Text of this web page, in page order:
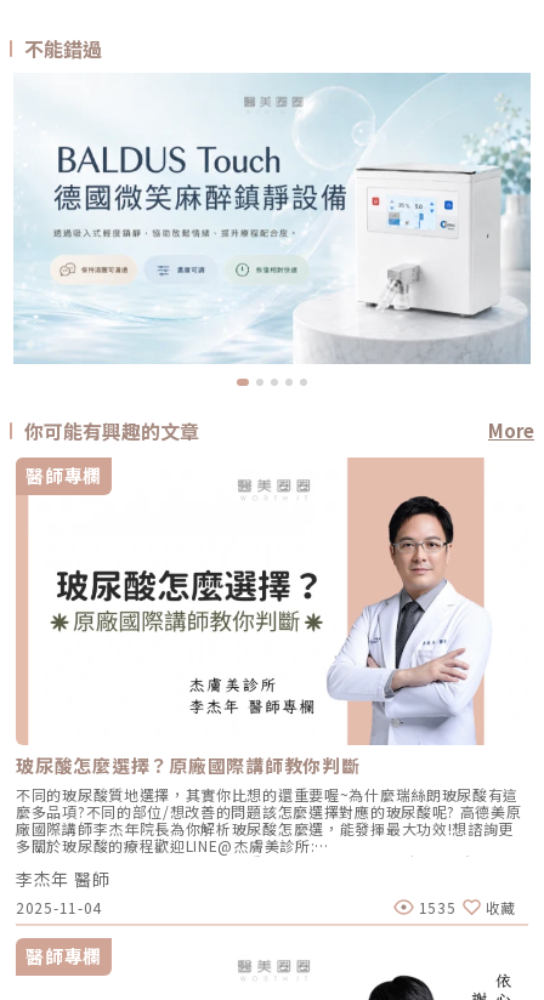
不能錯過
你可能有興趣的文章
More
醫師專欄
玻尿酸怎麼選擇？原廠國際講師教你判斷
不同的玻尿酸質地選擇，其實你比想的還重要喔~為什麼瑞絲朗玻尿酸有這
麼多品項?不同的部位/想改善的問題該怎麼選擇對應的玻尿酸呢? 高德美原
廠國際講師李杰年院長為你解析玻尿酸怎麼選，能發揮最大功效!想諮詢更
多關於玻尿酸的療程歡迎LINE@杰膚美診所:
https://page.line.me/xhc2941b重點摘要：00:11 玻尿酸作用介紹00:47
玻尿酸分為三大類型02:09 迷思一、玻尿酸打哪裡都可以？02:36 迷思二、
打完下巴蘋果肌看起來怪怪的？03:30 迷思三、臉部鬆弛只能做拉皮嗎？
05:00 總結LINE官方帳號一對一咨詢👉https://reurl.cc/x3EQZN歡迎訂閱
我的頻道👉https://reurl.cc/nY51k8關注杰膚美診所FB👉
https://reurl.cc/XQljva杰膚美診所官網👉https://jfmskin.com/關注李杰
年醫師FB👉https://reurl.cc/Mzk0nm杰膚美診所地址：104台北市中山區
復興北路50號2樓電話：02-8772-6625
李杰年 醫師
2025-11-04 1535 收藏
醫師專欄